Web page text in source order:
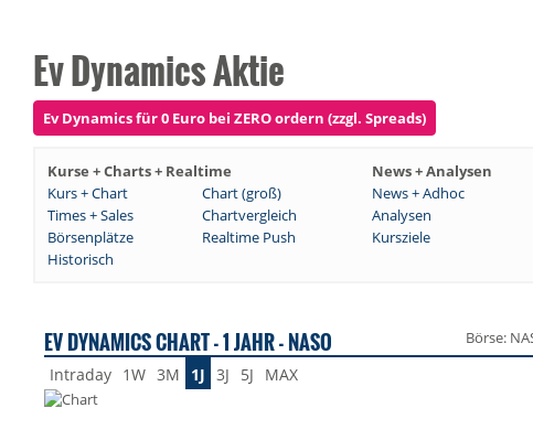
Ev Dynamics Aktie
Ev Dynamics für 0 Euro bei ZERO ordern (zzgl. Spreads)
Kurse + Charts + Realtime News + Analysen
Kurs + Chart
Chart (groß) News + Adhoc
Times + Sales
Chartvergleich Analysen
Börsenplätze
Realtime Push Kursziele
Historisch
EV DYNAMICS CHART - 1 JAHR - NASO Börse:
Intraday 1W 3M 1J 3J 5J MAX